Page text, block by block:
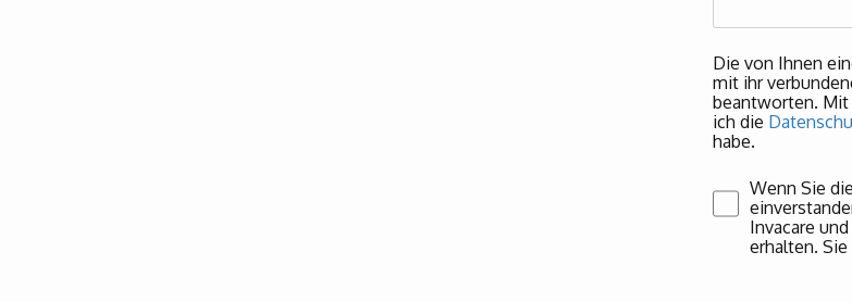
Die von Ihnen
mit ihr
beantworten. Mit
ich die
habe.
Wenn Sie
Invacare
erhalten.